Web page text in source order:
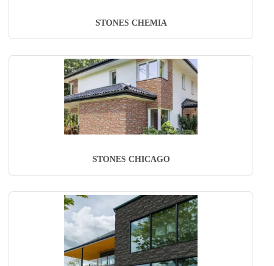
STONES CHEMIA
STONES CHICAGO